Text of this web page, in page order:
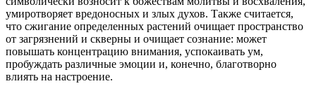
умиротворяет вредоносных и злых духов. Также считается,
что сжигание определенных растений очищает пространство
от загрязнений и скверны и очищает сознание: может
повышать концентрацию внимания, успокаивать ум,
пробуждать различные эмоции и, конечно, благотворно
влиять на настроение.